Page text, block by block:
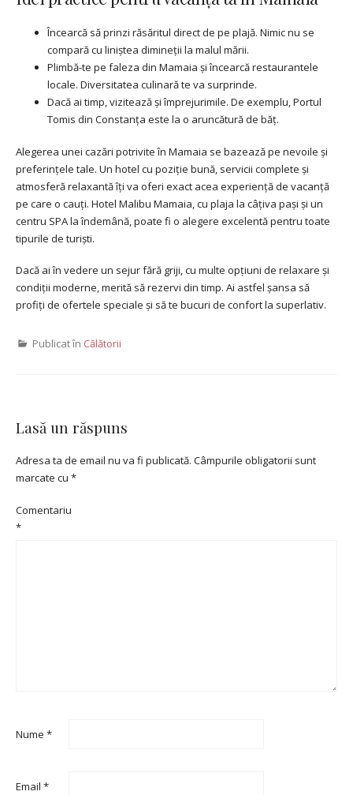
Încearcă să prinzi răsăritul direct de pe plajă. Nimic nu se
compară cu liniștea dimineții la malul mării.
Plimbă-te pe faleza din Mamaia și încearcă restaurantele
locale. Diversitatea culinară te va surprinde.
Dacă ai timp, vizitează și împrejurimile. De exemplu, Portul
Tomis din Constanța este la o aruncătură de băț.
Alegerea unei cazări potrivite în Mamaia se bazează pe nevoile și
preferințele tale. Un hotel cu poziție bună, servicii complete și
atmosferă relaxantă îți va oferi exact acea experiență de vacanță
pe care o cauți. Hotel Malibu Mamaia, cu plaja la câțiva pași și un
centru SPA la îndemână, poate fi o alegere excelentă pentru toate
tipurile de turiști.
Dacă ai în vedere un sejur fără griji, cu multe opțiuni de relaxare și
condiții moderne, merită să rezervi din timp. Ai astfel șansa să
profiți de ofertele speciale și să te bucuri de confort la superlativ.
Publicat în Călătorii
Lasă un răspuns
Adresa ta de email nu va fi publicată. Câmpurile obligatorii sunt
marcate cu *
Comentariu
*
Nume *
Email *